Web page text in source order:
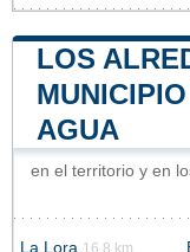
LOS
AGUA
en el territorio y en
La Lora 16.8 km